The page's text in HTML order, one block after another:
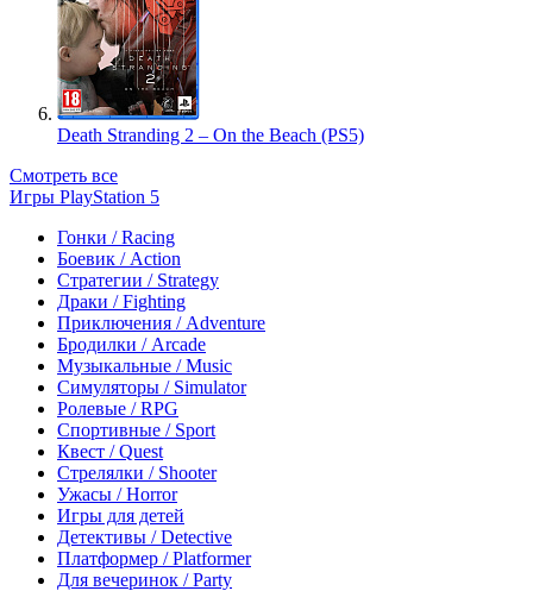
Death Stranding 2 – On the Beach (PS5)
Смотреть все
Игры PlayStation 5
Гонки / Racing
Боевик / Action
Стратегии / Strategy
Драки / Fighting
Приключения / Adventure
Бродилки / Arcade
Музыкальные / Music
Симуляторы / Simulator
Ролевые / RPG
Спортивные / Sport
Квест / Quest
Стрелялки / Shooter
Ужасы / Horror
Игры для детей
Детективы / Detective
Платформер / Platformer
Для вечеринок / Party